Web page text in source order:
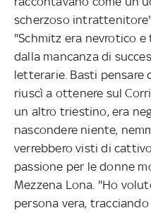
scherzoso
"Schmitz era nevrotico
dalla mancanza di
letterarie. Basti pensare
riuscì a ottenere sul
un altro triestino, era
nascondere niente,
verrebbero visti di
passione per le donne
Mezzena Lona. "Ho
persona vera,